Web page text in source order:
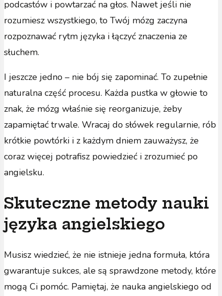
podcastów i powtarzać na głos. Nawet jeśli nie
rozumiesz wszystkiego, to Twój mózg zaczyna
rozpoznawać rytm języka i łączyć znaczenia ze
słuchem.
I jeszcze jedno – nie bój się zapominać. To zupełnie
naturalna część procesu. Każda pustka w głowie to
znak, że mózg właśnie się reorganizuje, żeby
zapamiętać trwale. Wracaj do słówek regularnie, rób
krótkie powtórki i z każdym dniem zauważysz, że
coraz więcej potrafisz powiedzieć i zrozumieć po
angielsku.
Skuteczne metody nauki
języka angielskiego
Musisz wiedzieć, że nie istnieje jedna formuła, która
gwarantuje sukces, ale są sprawdzone metody, które
mogą Ci pomóc. Pamiętaj, że nauka angielskiego od